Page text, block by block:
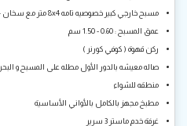
مسبح خارجي كبير خصوصيه تامه 8x4 متر مع سخان + شاور خارجي
عمق المسبح : 0.60 - 1.50 سم
ركن قهوة ( كوفي كورنر )
صاله معيشه بالدور الأول مطله على المسبح و البحر
منطقه للشواء
مطبخ مجهز بالكامل بالأواني الأساسية
غرفة خدم ماستر 3 سرير